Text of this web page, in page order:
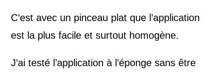
C’est avec un pinceau plat que l’application
est la plus facile et surtout homogène.
J’ai testé l’application à l’éponge sans être